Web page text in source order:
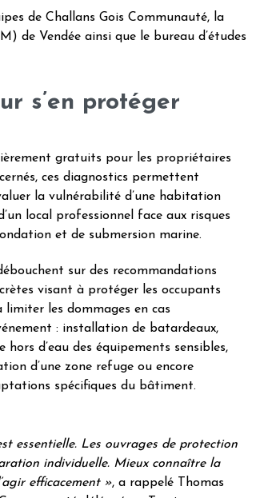
de Challans Gois Communauté, la
de Vendée ainsi que le bureau d’études
s’en protéger
gratuits pour les propriétaires
ces diagnostics permettent
la vulnérabilité d’une habitation
local professionnel face aux risques
et de submersion marine.
sur des recommandations
visant à protéger les occupants
limiter les dommages en cas
: installation de batardeaux,
hors d’eau des équipements sensibles,
d’une zone refuge ou encore
spécifiques du bâtiment.
essentielle. Les ouvrages de protection
individuelle. Mieux connaître la
efficacement », a rappelé Thomas